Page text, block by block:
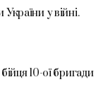
у війні.
10-ої бригади